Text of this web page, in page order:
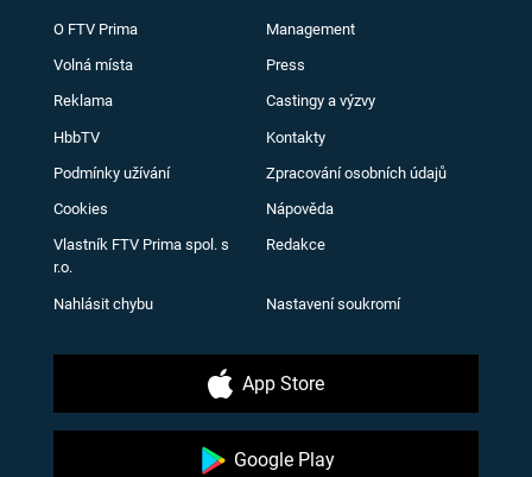
O FTV Prima Management
Volná místa Press
Reklama Castingy a výzvy
HbbTV Kontakty
Podmínky užívání Zpracování osobních údajů
Cookies Nápověda
Vlastník FTV Prima spol. s
r.o.
Redakce
Nahlásit chybu Nastavení soukromí
App Store
Google Play